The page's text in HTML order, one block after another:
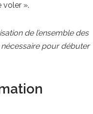
voler ».
de l’ensemble des
nécessaire pour débuter